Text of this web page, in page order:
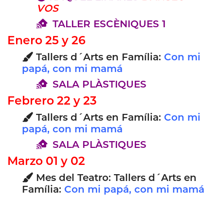
VOS
TALLER ESCÈNIQUES 1
Enero 25 y 26
Tallers d´Arts en Família: Con mi
papá, con mi mamá
SALA PLÀSTIQUES
Febrero 22 y 23
Tallers d´Arts en Família: Con mi
papá, con mi mamá
SALA PLÀSTIQUES
Marzo 01 y 02
Mes del Teatro: Tallers d´Arts en
Família: Con mi papá, con mi mamá